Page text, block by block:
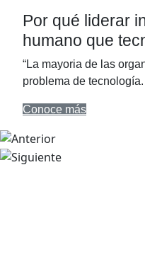
Por qué liderar
humano que
“La mayoria de las
problema de
Conoce más